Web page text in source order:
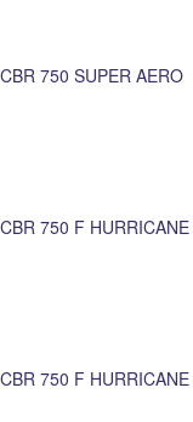
CBR 750 SUPER AERO
CBR 750 F HURRICANE
CBR 750 F HURRICANE